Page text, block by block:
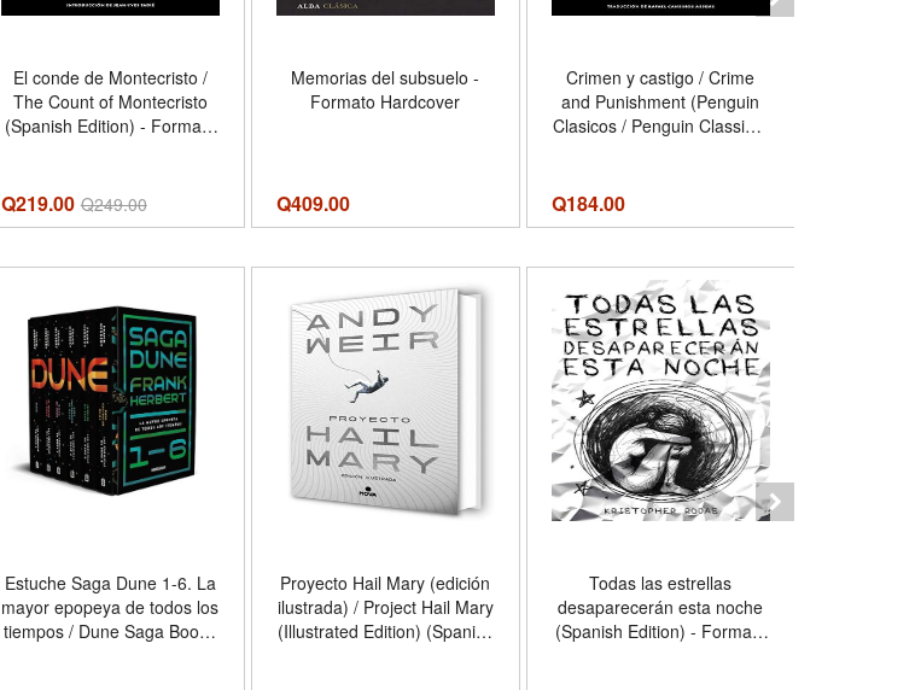
El conde de Montecristo /
The Count of Montecristo
(Spanish Edition) - Formato
Q219.00 Q249.00
Memorias del subsuelo -
Formato Hardcover
Q409.00
Crimen y castigo / Crime
and Punishment (Penguin
Clasicos / Penguin Classics)
Q184.00
Estuche Saga Dune 1-6. La
mayor epopeya de todos los
tiempos / Dune Saga Books
Proyecto Hail Mary (edición
ilustrada) / Project Hail Mary
(Illustrated Edition) (Spanish
Todas las estrellas
desaparecerán esta noche
(Spanish Edition) - Formato